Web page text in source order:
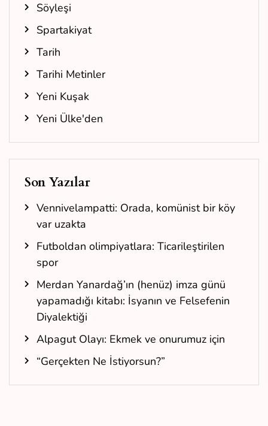
Söyleşi
Spartakiyat
Tarih
Tarihi Metinler
Yeni Kuşak
Yeni Ülke'den
Son Yazılar
Vennivelampatti: Orada, komünist bir köy
var uzakta
Futboldan olimpiyatlara: Ticarileştirilen
spor
Merdan Yanardağ’ın (henüz) imza günü
yapamadığı kitabı: İsyanın ve Felsefenin
Diyalektiği
Alpagut Olayı: Ekmek ve onurumuz için
“Gerçekten Ne İstiyorsun?”